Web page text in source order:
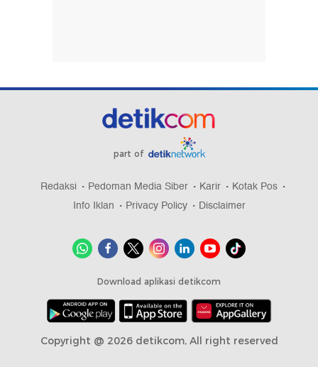
part of
Redaksi Pedoman Media Siber Karir
Kotak Pos
Info Iklan
Privacy Policy Disclaimer
Download aplikasi detikcom
Copyright @ 2026 detikcom, All right reserved